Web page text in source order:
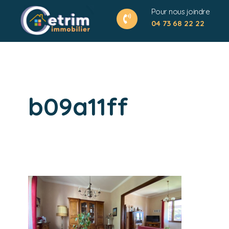
04 73 68 22 22
Pour nous joindre
b09a11ff